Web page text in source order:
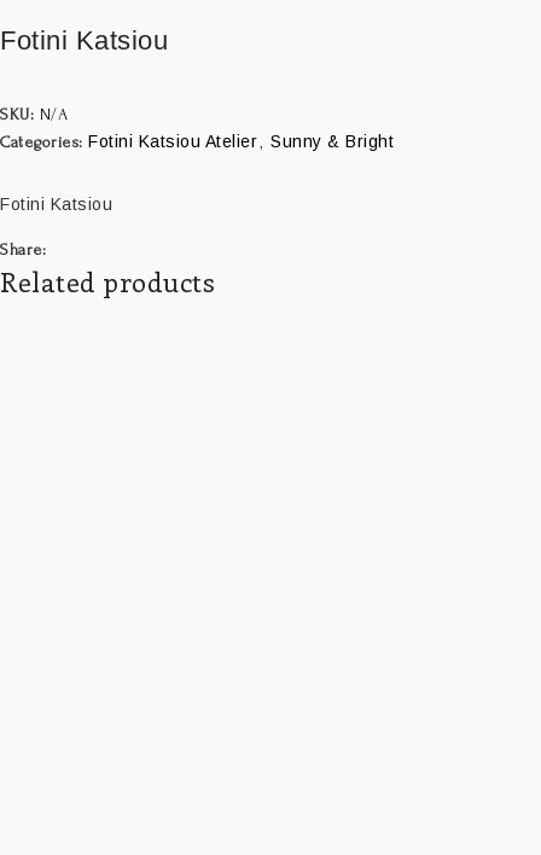
Fotini Katsiou
SKU: N/A
Categories: Fotini Katsiou Atelier, Sunny & Bright
Fotini Katsiou
Share:
Related products